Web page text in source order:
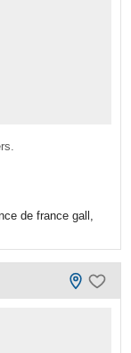
de france gall,